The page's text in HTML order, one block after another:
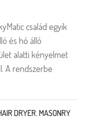
család egyik
és hó álló
alatti kényelmet
A rendszerbe
DRYER,MASONRY